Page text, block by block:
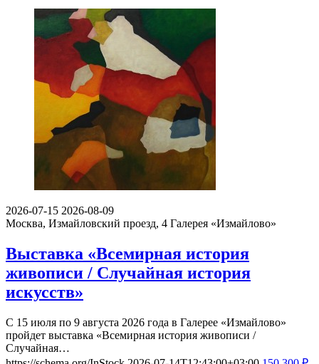
2026-07-15 2026-08-09
Москва, Измайловский проезд, 4 Галерея «Измайлово»
Выставка «Всемирная история
живописи / Случайная история
искусств»
С 15 июля по 9 августа 2026 года в Галерее «Измайлово»
пройдет выставка «Всемирная история живописи /
Случайная…